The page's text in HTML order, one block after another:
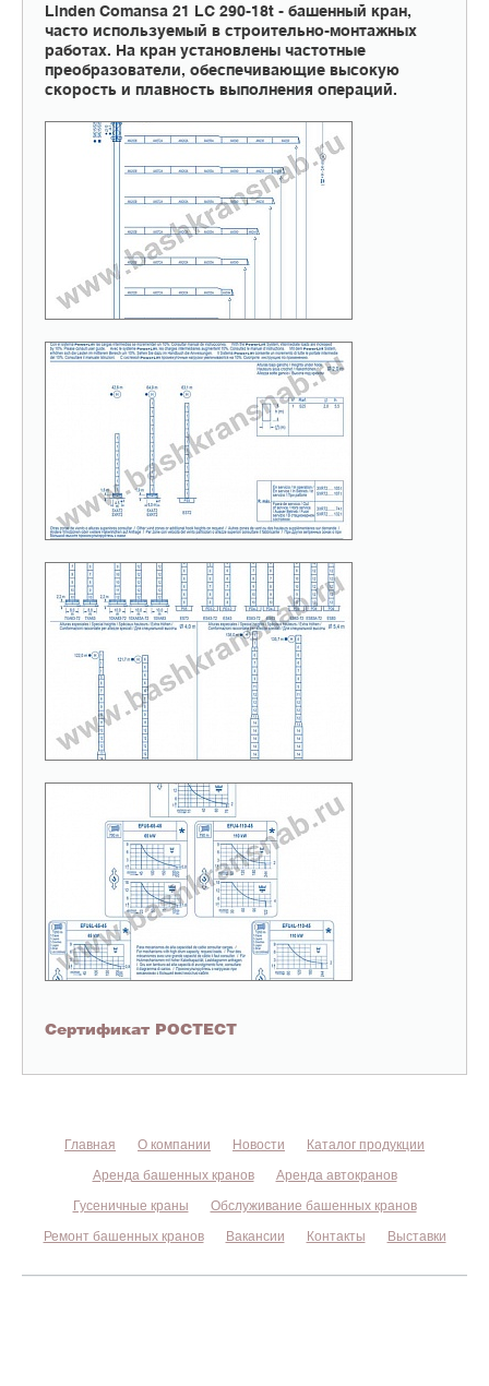
Linden Comansa 21 LC 290-18t - башенный кран,
часто используемый в строительно-монтажных
работах. На кран установлены частотные
преобразователи, обеспечивающие высокую
скорость и плавность выполнения операций.
Сертификат РОСТЕСТ
Главная О компании Новости
Каталог продукции
Аренда башенных кранов
Аренда автокранов
Гусеничные краны
Обслуживание башенных кранов
Ремонт башенных кранов
Вакансии Контакты Выставки